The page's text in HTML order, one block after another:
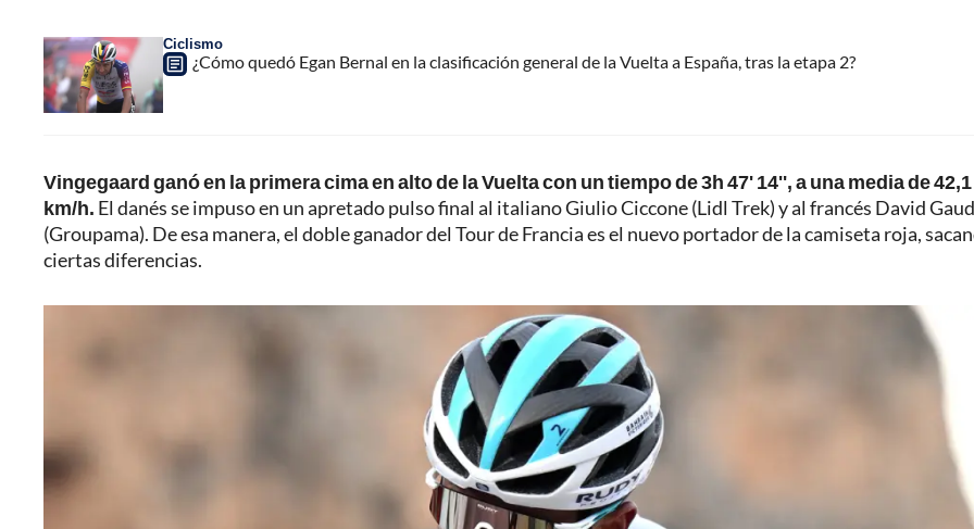
Ciclismo
¿Cómo quedó Egan Bernal en la clasificación general de la Vuelta a España, tras la etapa 2?
Vingegaard ganó en la primera cima en alto de la Vuelta con un tiempo de 3h 47' 14'', a una media de 42,1
km/h. El danés se impuso en un apretado pulso final al italiano Giulio Ciccone (Lidl Trek) y al francés David
(Groupama). De esa manera, el doble ganador del Tour de Francia es el nuevo portador de la camiseta roja,
ciertas diferencias.